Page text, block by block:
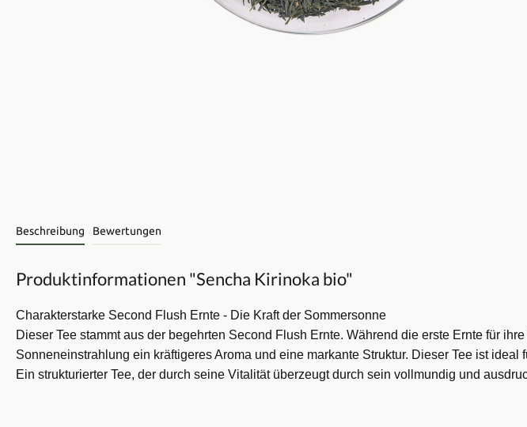
Beschreibung Bewertungen
Produktinformationen "Sencha Kirinoka bio"
Charakterstarke Second Flush Ernte - Die Kraft der Sommersonne
Dieser Tee stammt aus der begehrten Second Flush Ernte. Während die erste Ernte für
Sonneneinstrahlung ein kräftigeres Aroma und eine markante Struktur. Dieser Tee ist
Ein strukturierter Tee, der durch seine Vitalität überzeugt durch sein vollmundig und